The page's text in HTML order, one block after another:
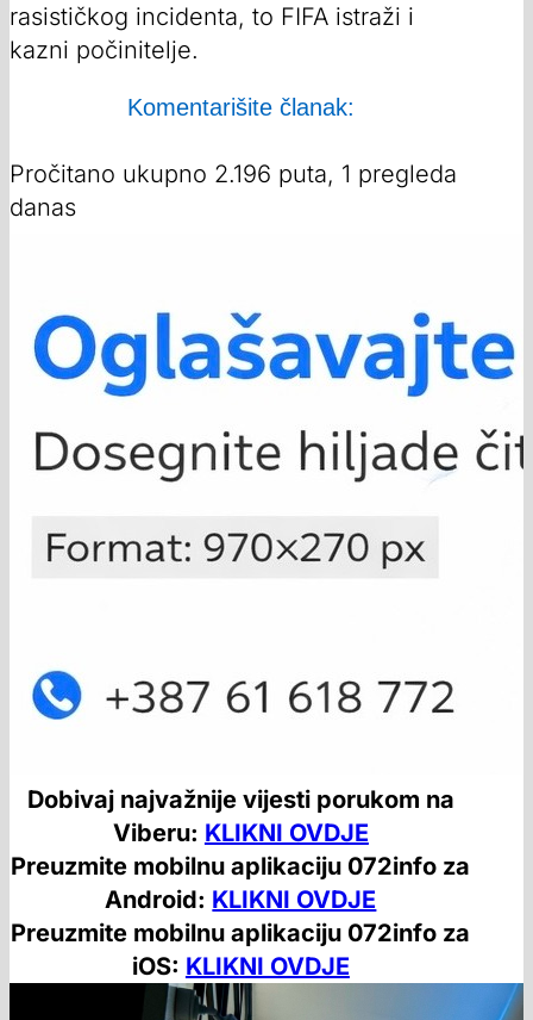
rasističkog incidenta, to FIFA istraži i
kazni počinitelje.
Komentarišite članak:
Pročitano ukupno 2.196 puta, 1 pregleda
danas
Dobivaj najvažnije vijesti porukom na
Viberu: KLIKNI OVDJE
Preuzmite mobilnu aplikaciju 072info za
Android: KLIKNI OVDJE
Preuzmite mobilnu aplikaciju 072info za
iOS: KLIKNI OVDJE